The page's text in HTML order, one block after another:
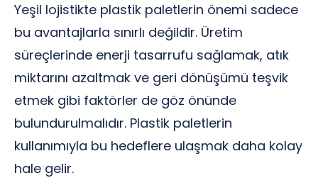
Yeşil lojistikte plastik paletlerin önemi sadece
bu avantajlarla sınırlı değildir. Üretim
süreçlerinde enerji tasarrufu sağlamak, atık
miktarını azaltmak ve geri dönüşümü teşvik
etmek gibi faktörler de göz önünde
bulundurulmalıdır. Plastik paletlerin
kullanımıyla bu hedeflere ulaşmak daha kolay
hale gelir.